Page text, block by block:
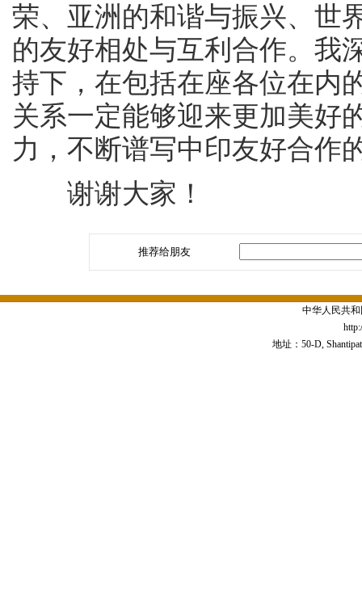
荣、亚洲的和谐与振兴、世
的友好相处与互利合作。我
持下，在包括在座各位在内
关系一定能够迎来更加美好
力，不断谱写中印友好合作
谢谢大家！
推荐给朋友
中华人民共
地址：50-D,